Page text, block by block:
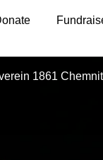
1861